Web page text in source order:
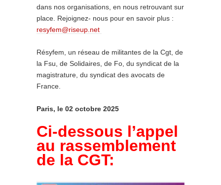
dans nos organisations, en nous retrouvant sur
place. Rejoignez- nous pour en savoir plus :
resyfem@riseup.net
Résyfem, un réseau de militantes de la Cgt, de
la Fsu, de Solidaires, de Fo, du syndicat de la
magistrature, du syndicat des avocats de
France.
Paris, le 02 octobre 2025
Ci-dessous l’appel
au rassemblement
de la CGT: